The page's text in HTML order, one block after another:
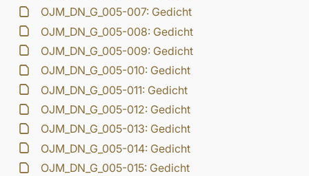
OJM_DN_G_005-007: Gedicht
OJM_DN_G_005-008: Gedicht
OJM_DN_G_005-009: Gedicht
OJM_DN_G_005-010: Gedicht
OJM_DN_G_005-011: Gedicht
OJM_DN_G_005-012: Gedicht
OJM_DN_G_005-013: Gedicht
OJM_DN_G_005-014: Gedicht
OJM_DN_G_005-015: Gedicht